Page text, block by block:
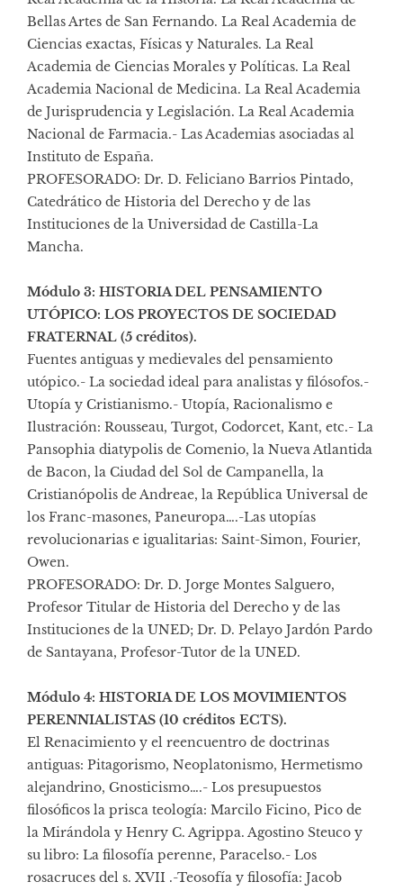
Bellas Artes de San Fernando. La Real Academia de
Ciencias exactas, Físicas y Naturales. La Real
Academia de Ciencias Morales y Políticas. La Real
Academia Nacional de Medicina. La Real Academia
de Jurisprudencia y Legislación. La Real Academia
Nacional de Farmacia.- Las Academias asociadas al
Instituto de España.
PROFESORADO: Dr. D. Feliciano Barrios Pintado,
Catedrático de Historia del Derecho y de las
Instituciones de la Universidad de Castilla-La
Mancha.
Módulo 3: HISTORIA DEL PENSAMIENTO
UTÓPICO: LOS PROYECTOS DE SOCIEDAD
FRATERNAL (5 créditos).
Fuentes antiguas y medievales del pensamiento
utópico.- La sociedad ideal para analistas y filósofos.-
Utopía y Cristianismo.- Utopía, Racionalismo e
Ilustración: Rousseau, Turgot, Codorcet, Kant, etc.- La
Pansophia diatypolis de Comenio, la Nueva Atlantida
de Bacon, la Ciudad del Sol de Campanella, la
Cristianópolis de Andreae, la República Universal de
los Franc-masones, Paneuropa….-Las utopías
revolucionarias e igualitarias: Saint-Simon, Fourier,
Owen.
PROFESORADO: Dr. D. Jorge Montes Salguero,
Profesor Titular de Historia del Derecho y de las
Instituciones de la UNED; Dr. D. Pelayo Jardón Pardo
de Santayana, Profesor-Tutor de la UNED.
Módulo 4: HISTORIA DE LOS MOVIMIENTOS
PERENNIALISTAS (10 créditos ECTS).
El Renacimiento y el reencuentro de doctrinas
antiguas: Pitagorismo, Neoplatonismo, Hermetismo
alejandrino, Gnosticismo….- Los presupuestos
filosóficos la prisca teología: Marcilo Ficino, Pico de
la Mirándola y Henry C. Agrippa. Agostino Steuco y
su libro: La filosofía perenne, Paracelso.- Los
rosacruces del s. XVII .-Teosofía y filosofía: Jacob